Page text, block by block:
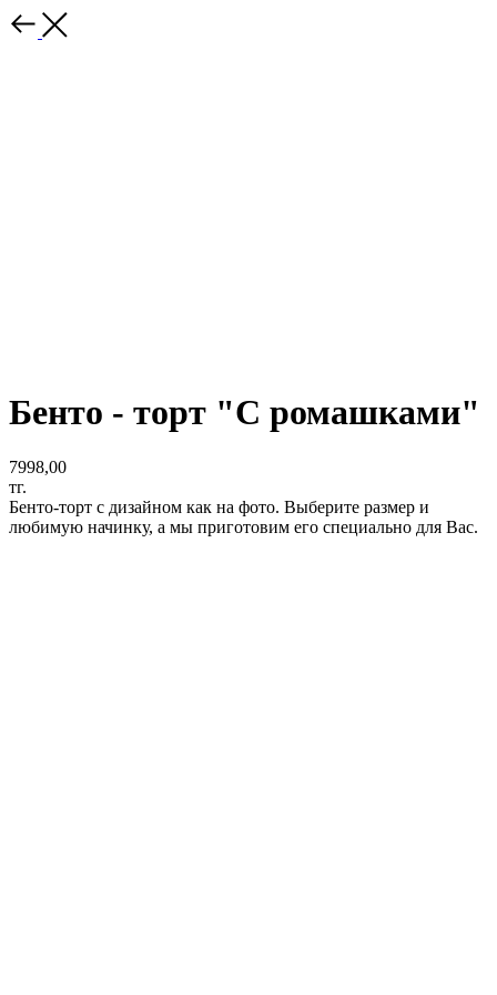
Бенто - торт "С ромашками"
7998,00
тг.
Бенто-торт с дизайном как на фото. Выберите размер и
любимую начинку, а мы приготовим его специально для Вас.